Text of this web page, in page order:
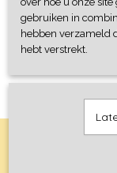
Liefs,
Rose
gebruiken in
hebben verzameld
hebt verstrekt.